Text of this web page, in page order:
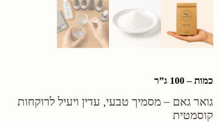
כמות – 100 ג”ר
גואר גאם – מסמיך טבעי, עדין ויעיל לרוקחות
קוסמטית